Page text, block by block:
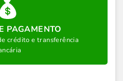
PAGAMENTO
crédito e transferência